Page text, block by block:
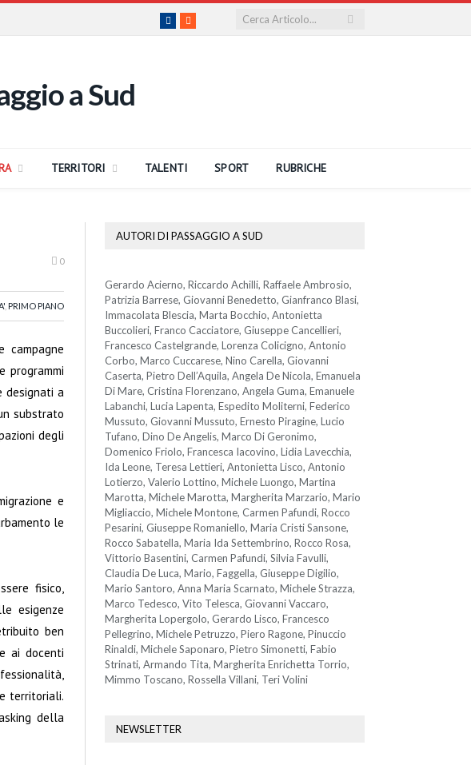
Facebook
RSS
TERRITORI TALENTI SPORT RUBRICHE
0
PRIMO PIANO
campagne
programmi
designati a
substrato
degli
e
le
fisico,
esigenze
ben
ai docenti
territoriali.
della
AUTORI DI PASSAGGIO A SUD
Gerardo Acierno, Riccardo Achilli, Raffaele Ambrosio,
Patrizia Barrese, Giovanni Benedetto, Gianfranco Blasi,
Immacolata Blescia, Marta Bocchio, Antonietta
Buccolieri, Franco Cacciatore, Giuseppe Cancellieri,
Francesco Castelgrande, Lorenza Colicigno, Antonio
Corbo, Marco Cuccarese, Nino Carella, Giovanni
Caserta, Pietro Dell’Aquila, Angela De Nicola, Emanuela
Di Mare, Cristina Florenzano, Angela Guma, Emanuele
Labanchi, Lucia Lapenta, Espedito Moliterni, Federico
Mussuto, Giovanni Mussuto, Ernesto Piragine, Lucio
Tufano, Dino De Angelis, Marco Di Geronimo,
Domenico Friolo, Francesca Iacovino, Lidia Lavecchia,
Ida Leone, Teresa Lettieri, Antonietta Lisco, Antonio
Lotierzo, Valerio Lottino, Michele Luongo, Martina
Marotta, Michele Marotta, Margherita Marzario, Mario
Migliaccio, Michele Montone, Carmen Pafundi, Rocco
Pesarini, Giuseppe Romaniello, Maria Cristi Sansone,
Rocco Sabatella, Maria Ida Settembrino, Rocco Rosa,
Vittorio Basentini, Carmen Pafundi, Silvia Favulli,
Claudia De Luca, Mario, Faggella, Giuseppe Digilio,
Mario Santoro, Anna Maria Scarnato, Michele Strazza,
Marco Tedesco, Vito Telesca, Giovanni Vaccaro,
Margherita Lopergolo, Gerardo Lisco, Francesco
Pellegrino, Michele Petruzzo, Piero Ragone, Pinuccio
Rinaldi, Michele Saponaro, Pietro Simonetti, Fabio
Strinati, Armando Tita, Margherita Enrichetta Torrio,
Mimmo Toscano, Rossella Villani, Teri Volini
NEWSLETTER